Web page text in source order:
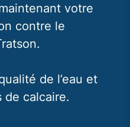
votre
contre le
de l’eau et
de calcaire.